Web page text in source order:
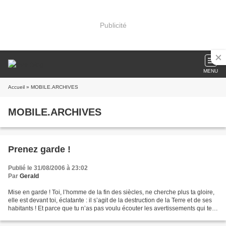
Publicité
MENU
Accueil » MOBILE.ARCHIVES
MOBILE.ARCHIVES
Prenez garde !
Publié le 31/08/2006 à 23:02
Par Gerald
Mise en garde ! Toi, l’homme de la fin des siècles, ne cherche plus ta gloire,
elle est devant toi, éclatante : il s’agit de la destruction de la Terre et de ses
habitants ! Et parce que tu n’as pas voulu écouter les avertissements qui te